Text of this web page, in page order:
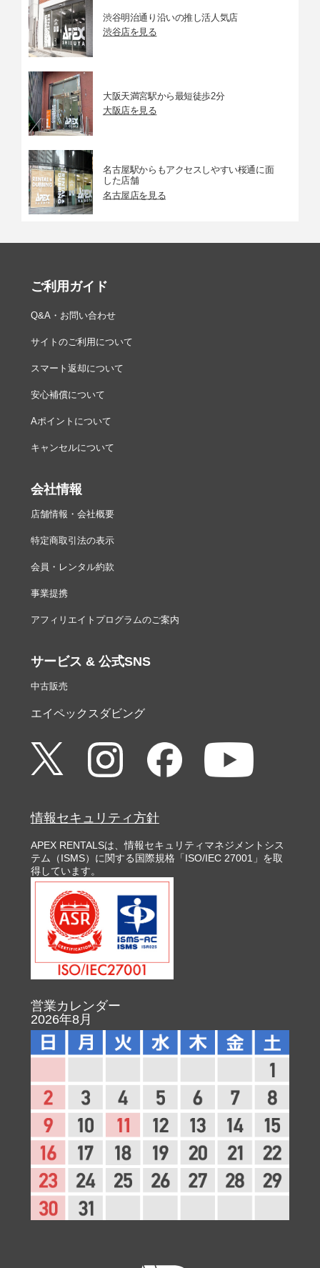
渋谷明治通り沿いの推し活人気店
渋谷店を見る
大阪天満宮駅から最短徒歩2分
大阪店を見る
名古屋駅からもアクセスしやすい桜通に面
した店舗
名古屋店を見る
ご利用ガイド
Q&A・お問い合わせ
サイトのご利用について
スマート返却について
安心補償について
Aポイントについて
キャンセルについて
会社情報
店舗情報・会社概要
特定商取引法の表示
会員・レンタル約款
事業提携
アフィリエイトプログラムのご案内
サービス & 公式SNS
中古販売
エイペックスダビング
情報セキュリティ方針
APEX RENTALSは、情報セキュリティマネジメントシス
テム（ISMS）に関する国際規格「ISO/IEC 27001」を取
得しています。
営業カレンダー
2026年8月